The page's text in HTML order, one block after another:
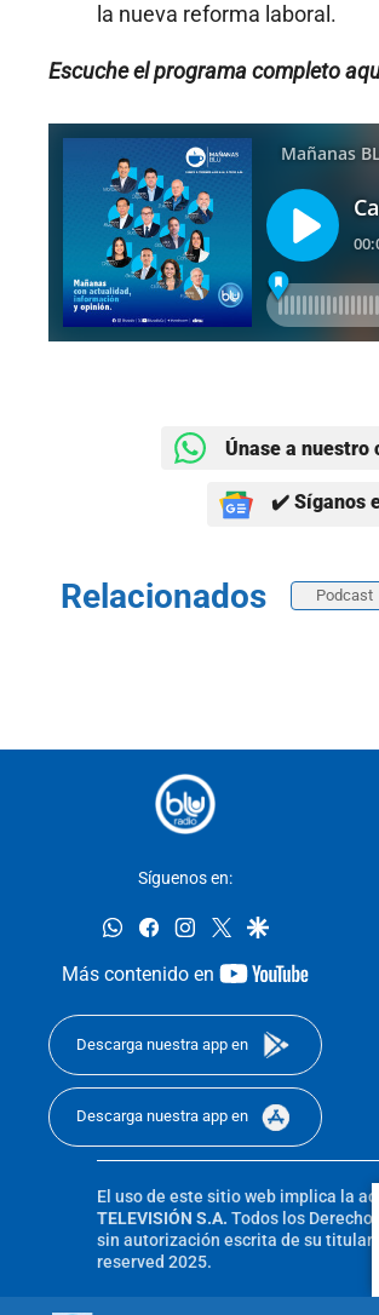
la nueva reforma laboral.
Escuche el programa completo
Únase a nuestro
✔️ Síganos
Relacionados Podcast
Síguenos en:
whatsappfacebookinstagram
twittergoogle
Más contenido en
youtube-
Descarga nuestra app en
Descarga nuestra app en
El uso de este sitio web implica la
TELEVISIÓN S.A. Todos los
sin autorización escrita de su
reserved 2025.